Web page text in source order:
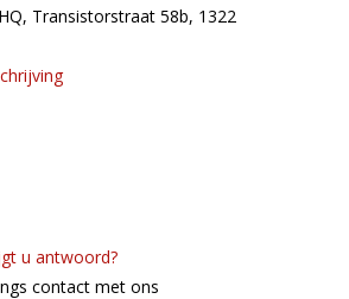
Transistorstraat 58b, 1322
u antwoord?
contact met ons